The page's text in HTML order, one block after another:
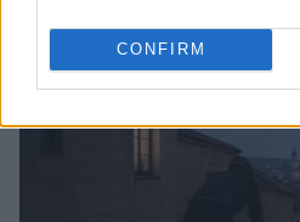
CONFIRM
sull’evento nerd di Perugia
Andrea Conforti · 6 Ago 2026